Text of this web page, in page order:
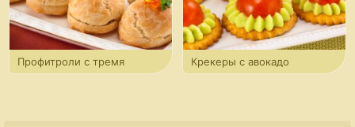
Профитроли с тремя
Крекеры с авокадо